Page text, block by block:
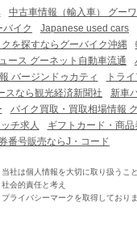
中古車情報（輸入車） グー
バイク Japanese used cars
を探すならグーバイク沖縄
ース グーネット自動車流通
バージンドゥカティ
トラ
スなら観光経済新聞社
新車
バイク買取・買取相場情報
チ求人 ギフトカード・商
番号販売ならJ・コード
当社は個人情報を大切に取り扱うこ
社会的責任と考え
プライバシーマークを取得しておりま